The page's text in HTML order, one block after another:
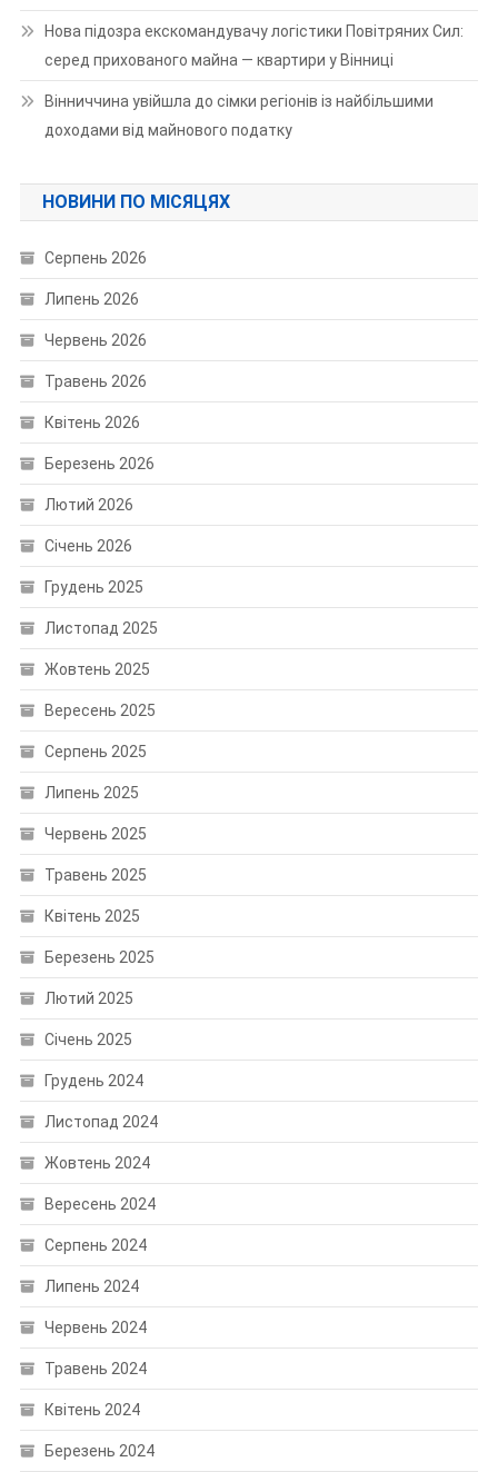
Нова підозра екскомандувачу логістики Повітряних Сил:
серед прихованого майна — квартири у Вінниці
Вінниччина увійшла до сімки регіонів із найбільшими
доходами від майнового податку
НОВИНИ ПО МІСЯЦЯХ
Серпень 2026
Липень 2026
Червень 2026
Травень 2026
Квітень 2026
Березень 2026
Лютий 2026
Січень 2026
Грудень 2025
Листопад 2025
Жовтень 2025
Вересень 2025
Серпень 2025
Липень 2025
Червень 2025
Травень 2025
Квітень 2025
Березень 2025
Лютий 2025
Січень 2025
Грудень 2024
Листопад 2024
Жовтень 2024
Вересень 2024
Серпень 2024
Липень 2024
Червень 2024
Травень 2024
Квітень 2024
Березень 2024